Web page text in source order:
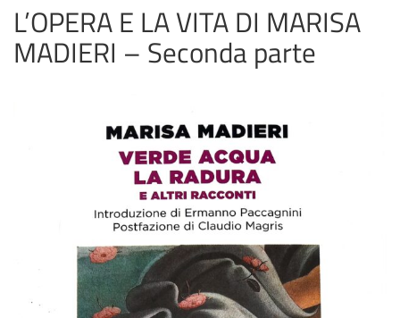
L’OPERA E LA VITA DI MARISA
MADIERI – Seconda parte